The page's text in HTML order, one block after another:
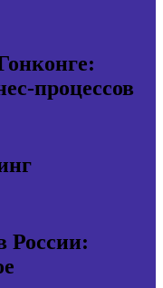
процессов
России: